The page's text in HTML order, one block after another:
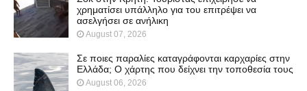
χρηματίσει υπάλληλο για του επιτρέψει να
ασελγήσει σε ανήλικη
August 07, 2026
Σε ποιες παραλίες καταγράφονται καρχαρίες στην
Ελλάδα; Ο χάρτης που δείχνει την τοποθεσία τους
August 06, 2026